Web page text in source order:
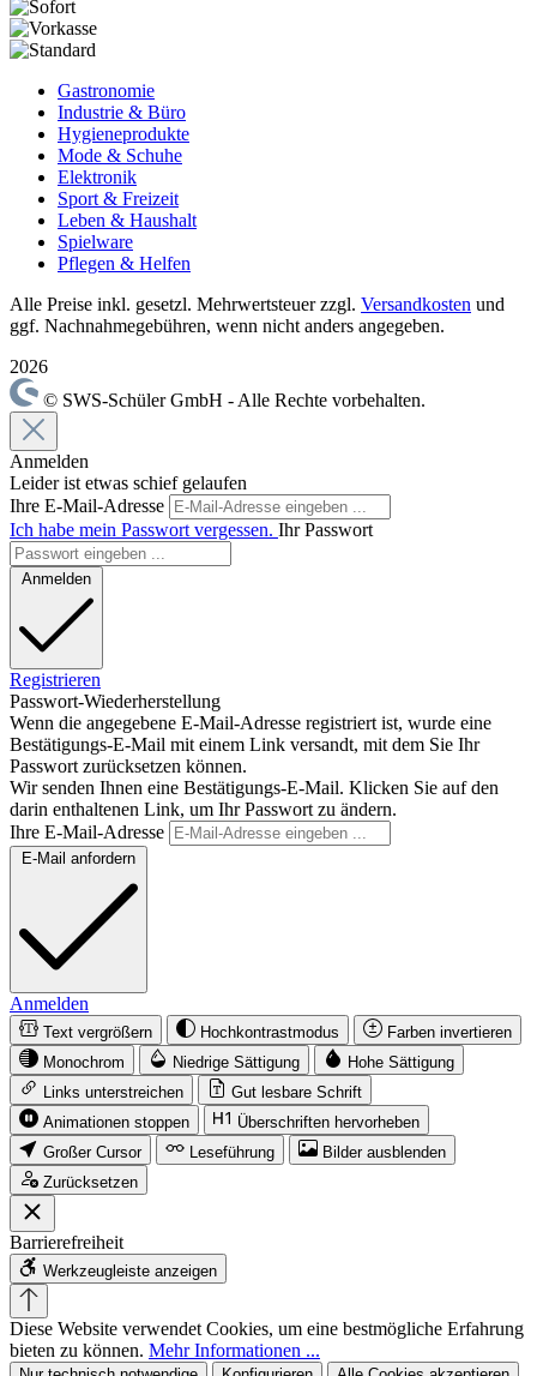
Gastronomie
Industrie & Büro
Hygieneprodukte
Mode & Schuhe
Elektronik
Sport & Freizeit
Leben & Haushalt
Spielware
Pflegen & Helfen
Alle Preise inkl. gesetzl. Mehrwertsteuer zzgl. Versandkosten und
ggf. Nachnahmegebühren, wenn nicht anders angegeben.
2026
© SWS-Schüler GmbH - Alle Rechte vorbehalten.
Anmelden
Leider ist etwas schief gelaufen
Ihre E-Mail-Adresse
Ich habe mein Passwort vergessen. Ihr Passwort
Anmelden
Registrieren
Passwort-Wiederherstellung
Wenn die angegebene E-Mail-Adresse registriert ist, wurde eine
Bestätigungs-E-Mail mit einem Link versandt, mit dem Sie Ihr
Passwort zurücksetzen können.
Wir senden Ihnen eine Bestätigungs-E-Mail. Klicken Sie auf den
darin enthaltenen Link, um Ihr Passwort zu ändern.
Ihre E-Mail-Adresse
E-Mail anfordern
Anmelden
Text vergrößern Hochkontrastmodus
Farben invertieren
Monochrom
Niedrige Sättigung
Hohe Sättigung
Links unterstreichen
Gut lesbare Schrift
Animationen stoppen
Überschriften hervorheben
Großer Cursor
Leseführung
Bilder ausblenden
Zurücksetzen
Barrierefreiheit
Werkzeugleiste anzeigen
Diese Website verwendet Cookies, um eine bestmögliche Erfahrung
bieten zu können. Mehr Informationen ...